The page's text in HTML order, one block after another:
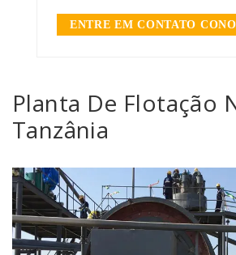
ENTRE EM CONTATO
Planta De Flotação
Tanzânia